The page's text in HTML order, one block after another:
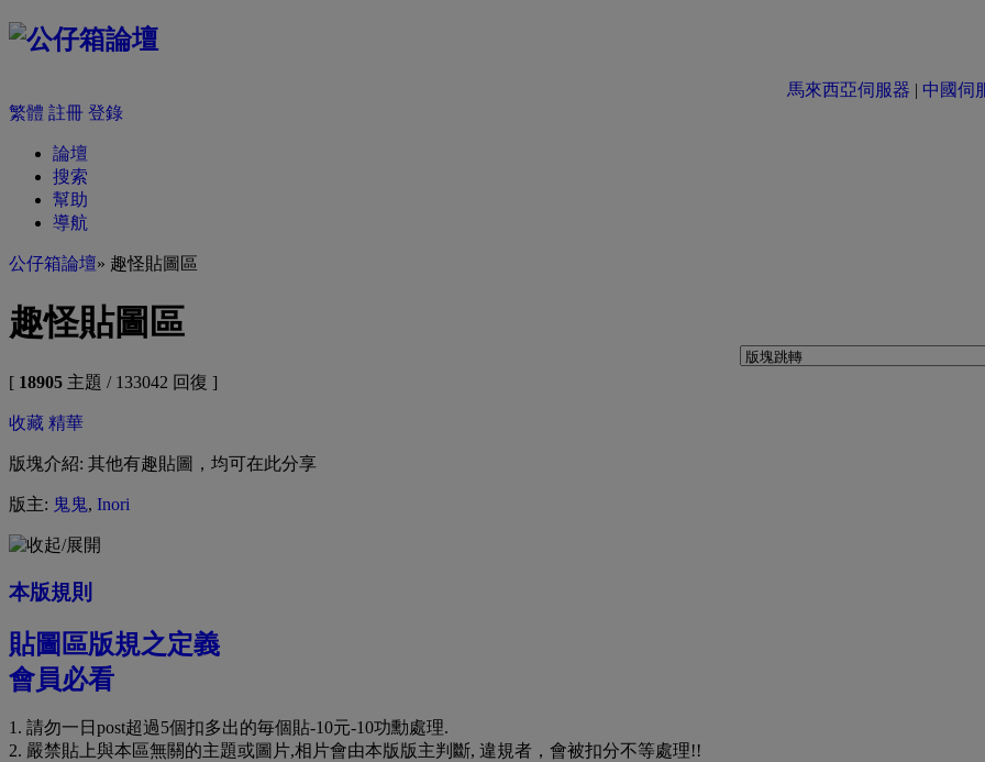
馬來西亞伺服器 | 中國伺
繁體 註冊 登錄
論壇
搜索
幫助
導航
公仔箱論壇» 趣怪貼圖區
趣怪貼圖區
[ 18905 主題 / 133042 回復 ]
收藏 精華
版塊介紹: 其他有趣貼圖，均可在此分享
版主: 鬼鬼, Inori
本版規則
貼圖區版規之定義
會員必看
1. 請勿一日post超過5個扣多出的毎個貼-10元-10功勳處理.
2. 嚴禁貼上與本區無關的主題或圖片,相片會由本版版主判斷, 違規者，會被扣分不等處理!!